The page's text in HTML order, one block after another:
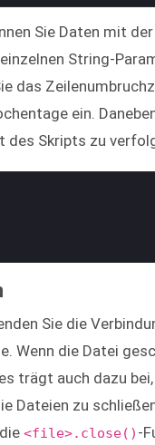
Sie Daten mit
String-
das
ein.
des Skripts zu
Sie die
Wenn die Datei
trägt auch dazu
Dateien zu
<file>.close() -